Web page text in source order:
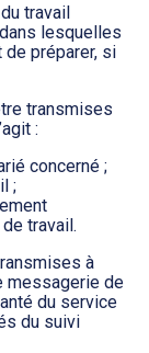
travail
lesquelles
de préparer, si
transmises
:
concerné ;
;
travail.
à
messagerie de
du service
du suivi